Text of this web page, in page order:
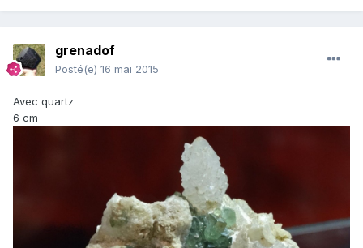
grenadof
Posté(e) 16 mai 2015
Avec quartz
6 cm